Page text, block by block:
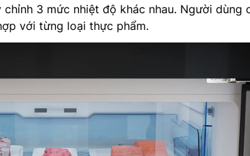
3 mức nhiệt độ khác nhau. Người dùng
với từng loại thực phẩm.